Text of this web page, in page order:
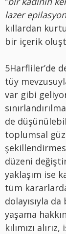
lazer
kıllardan
bir içerik
5Harfliler’de
tüy
var gibi
de
toplumsal
düzeni
yaklaşım ise
tüm
dolayısıyla
yaşama
kılımızı